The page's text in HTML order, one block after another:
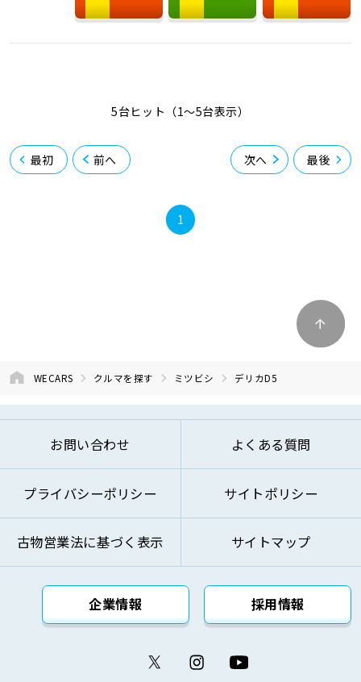
5台ヒット（1〜5台表示）
最初 前へ
1
次へ 最後
WECARS クルマを探す ミツビシ デリカD5
お問い合わせ よくある質問
プライバシーポリシー サイトポリシー
古物営業法に基づく表示 サイトマップ
企業情報 採用情報